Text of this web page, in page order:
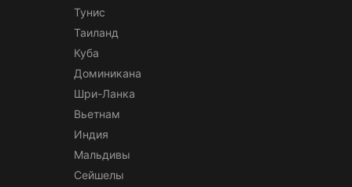
Тунис
Таиланд
Куба
Доминикана
Шри-Ланка
Вьетнам
Индия
Мальдивы
Сейшелы